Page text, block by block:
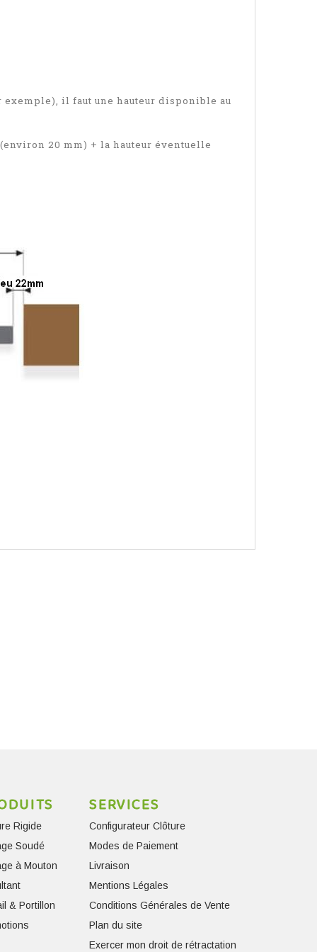
il faut une hauteur disponible au
20 mm) + la hauteur éventuelle
Rigide
Soudé
à Mouton
& Portillon
SERVICES
Configurateur Clôture
Modes de Paiement
Livraison
Mentions Légales
Conditions Générales de Vente
Plan du site
Exercer mon droit de rétractation